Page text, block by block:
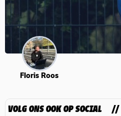
Floris Roos
VOLG ONS OOK OP SOCIAL